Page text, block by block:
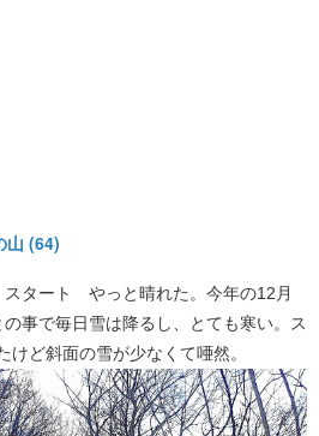
山 (64)
ート やっと晴れた。今年の12月
事で毎日雪は降るし、とても寒い。ス
けど斜面の雪が少なくて唖然。